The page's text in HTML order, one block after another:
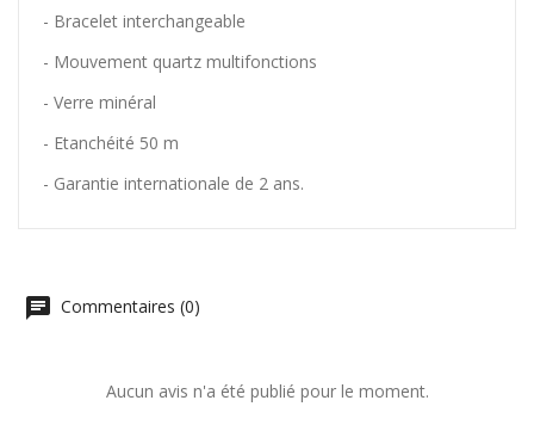
- Bracelet interchangeable
- Mouvement quartz multifonctions
- Verre minéral
- Etanchéité 50 m
- Garantie internationale de 2 ans.
Commentaires (0)
Aucun avis n'a été publié pour le moment.